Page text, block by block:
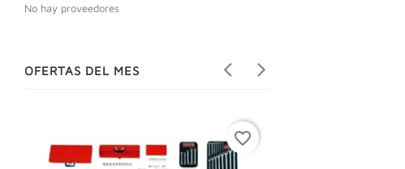
No hay proveedores
OFERTAS DEL MES
favorite_border